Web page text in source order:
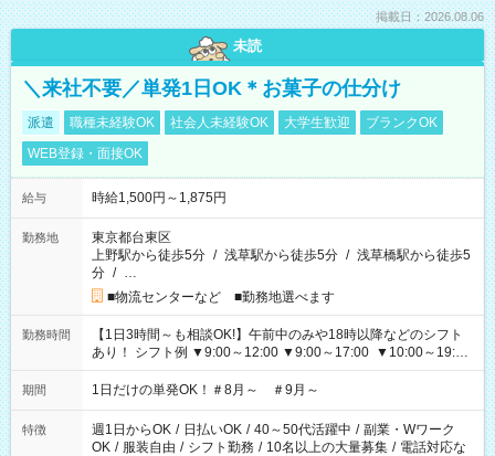
掲載日：2026.08.06
未読
＼来社不要／単発1日OK＊お菓子の仕分け
派遣 職種未経験OK 社会人未経験OK 大学生歓迎
ブランクOK
WEB登録・面接OK
給与 時給1,500円～1,875円
勤務地
東京都台東区
上野駅から徒歩5分 / 浅草駅から徒歩5分 / 浅草橋駅から徒歩5
分 / …
■物流センターなど ■勤務地選べます
勤務時間
【1日3時間～も相談OK!】午前中のみや18時以降などのシフト
あり！ シフト例 ▼9:00～12:00 ▼9:00～17:00 ▼10:00～19:00
▼18:00～21:00
期間 1日だけの単発OK！＃8月～ ＃9月～
特徴 週1日からOK / 日払いOK / 40～50代活躍中 / 副業・Wワーク
OK / 服装自由 / シフト勤務 / 10名以上の大量募集 / 電話対応な